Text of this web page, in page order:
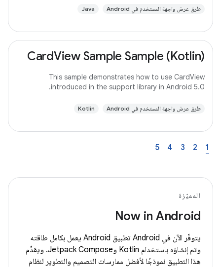
طرق عرض واجهة المستخدم في Android Java
CardView Sample Sample (Kotlin)
This sample demonstrates how to use CardView
introduced in the support library in Android 5.0.
طرق عرض واجهة المستخدم في Android Kotlin
1
2
3
4
5
المميّزة
Now in Android
يتوفّر الآن في Android تطبيق Android يعمل بكامل طاقته
وتم إنشاؤه باستخدام Kotlin وJetpack Compose. ويقدِّم
هذا التطبيق نموذجًا لأفضل ممارسات التصميم والتطوير لنظام